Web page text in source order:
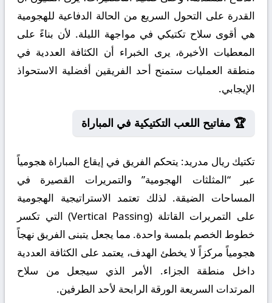
القدرة على التحول السريع من الحالة الدفاعية للهجومية
هي أقوى سلاح تكتيكي في مواجهة الليلة. لأن بناءً على
المعطيات الأخيرة، يرى الخبراء أن الكثافة العددية في
منطقة العمليات ستمنح أحد الفريقين أفضلية الاستحواذ
الإيجابي.
🏆 مفاتيح اللعب التكتيكية في المباراة
تكتيك ريال مدريد: يتحكم الفريق في إيقاع المباراة هجومياً
عبر “المثلثات الهجومية” والتمريرات القصيرة في
المساحات الضيقة. لذلك تعتمد الاستراتيجية الهجومية
على التمريرات القاتلة (Vertical Passing) التي تكسر
خطوط الخصم بلمسة واحدة. مما يجعل يتبنى الفريق نهجاً
هجومياً مركزاً لا يخطئ الهدف، يعتمد على الكثافة العددية
داخل منطقة الجزاء. الأمر الذي سيجعل من سلاح
المرتدات السريعة الورقة الرابحة لأحد الطرفين.